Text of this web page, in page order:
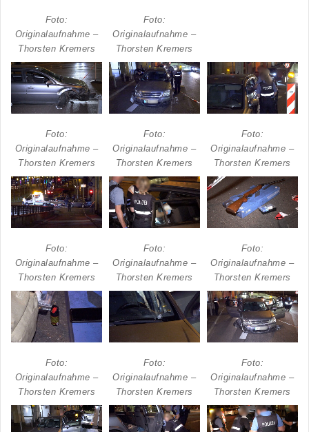
Foto:
Originalaufnahme –
Thorsten Kremers
Foto:
Originalaufnahme –
Thorsten Kremers
Foto:
Originalaufnahme –
Thorsten Kremers
Foto:
Originalaufnahme –
Thorsten Kremers
Foto:
Originalaufnahme –
Thorsten Kremers
Foto:
Originalaufnahme –
Thorsten Kremers
Foto:
Originalaufnahme –
Thorsten Kremers
Foto:
Originalaufnahme –
Thorsten Kremers
Foto:
Originalaufnahme –
Thorsten Kremers
Foto:
Originalaufnahme –
Thorsten Kremers
Foto:
Originalaufnahme –
Thorsten Kremers